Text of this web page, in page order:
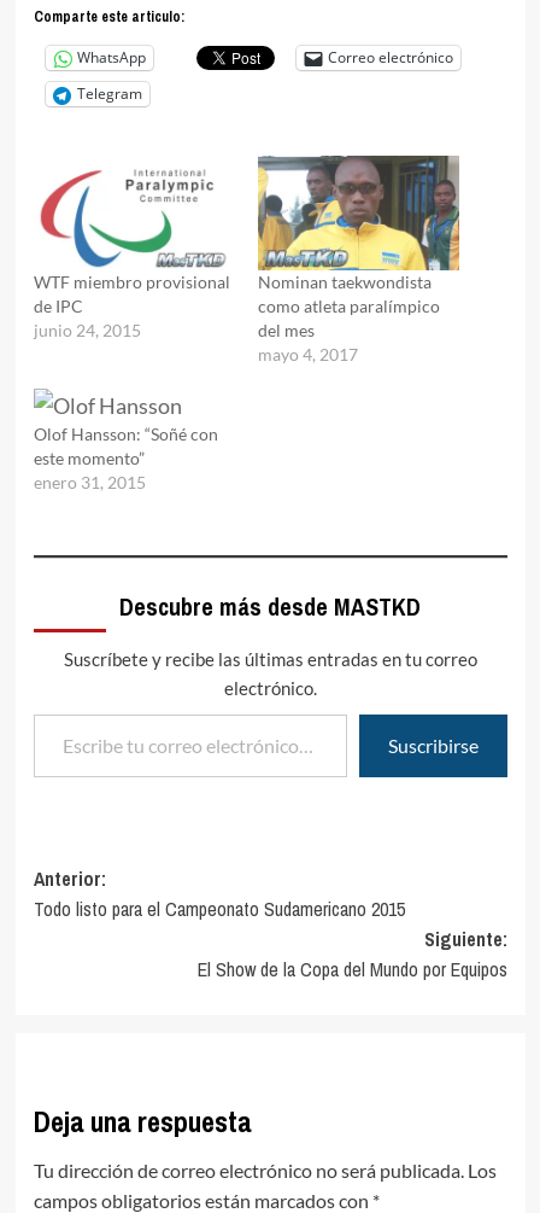
Comparte este articulo:
WhatsApp
Correo electrónico
Telegram
WTF miembro provisional
de IPC
junio 24, 2015
Nominan taekwondista
como atleta paralímpico
del mes
mayo 4, 2017
Olof Hansson: “Soñé con
este momento”
enero 31, 2015
Descubre más desde MASTKD
Suscríbete y recibe las últimas entradas en tu correo
electrónico.
Escribe tu correo electrónico…
Suscribirse
Navegación
de
Anterior:
Todo listo para el Campeonato Sudamericano 2015
Siguiente:
El Show de la Copa del Mundo por Equipos
Deja una respuesta
Tu dirección de correo electrónico no será publicada. Los
campos obligatorios están marcados con *